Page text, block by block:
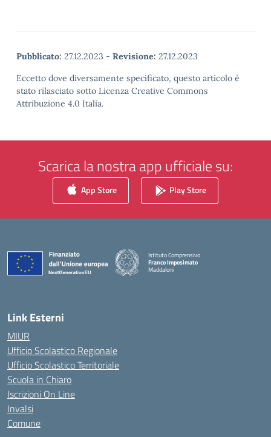
Pubblicato: 27.12.2023 - Revisione: 27.12.2023
Eccetto dove diversamente specificato, questo articolo è
stato rilasciato sotto Licenza Creative Commons
Attribuzione 4.0 Italia.
Scarica la nostra app ufficiale su:
App Store Play Store
Istituto Comprensivo
Franco Imposimato
Maddaloni
Link Esterni
MIUR
Ufficio Scolastico Regionale
Ufficio Scolastico Territoriale
Scuola in Chiaro
Iscrizioni On Line
Invalsi
Comune